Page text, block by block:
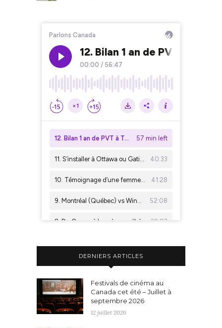
DERNIERS ARTICLES
Festivals de cinéma au
Canada cet été – Juillet à
septembre 2026
12 juillet 2026